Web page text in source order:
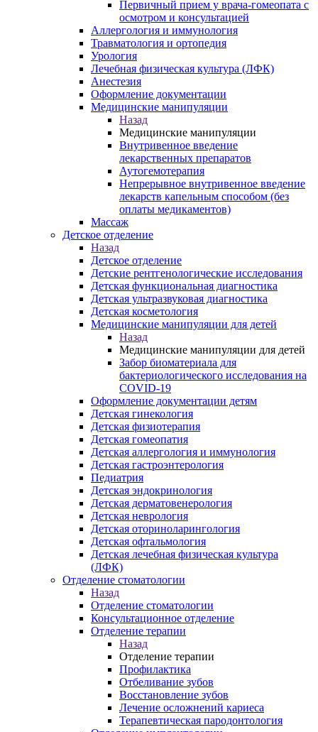
Первичный прием у врача-гомеопата с
осмотром и консультацией
Аллергология и иммунология
Травматология и ортопедия
Урология
Лечебная физическая культура (ЛФК)
Анестезия
Оформление документации
Медицинские манипуляции
Назад
Медицинские манипуляции
Внутривенное введение
лекарственных препаратов
Аутогемотерапия
Непрерывное внутривенное введение
лекарств капельным способом (без
оплаты медикаментов)
Массаж
Детское отделение
Назад
Детское отделение
Детские рентгенологические исследования
Детская функциональная диагностика
Детская ультразвуковая диагностика
Детская косметология
Медицинские манипуляции для детей
Назад
Медицинские манипуляции для детей
Забор биоматериала для
бактериологического исследования на
COVID-19
Оформление документации детям
Детская гинекология
Детская физиотерапия
Детская гомеопатия
Детская аллергология и иммунология
Детская гастроэнтерология
Педиатрия
Детская эндокринология
Детская дерматовенерология
Детская неврология
Детская оториноларингология
Детская офтальмология
Детская лечебная физическая культура
(ЛФК)
Отделение стоматологии
Назад
Отделение стоматологии
Консультационное отделение
Отделение терапии
Назад
Отделение терапии
Профилактика
Отбеливание зубов
Восстановление зубов
Лечение осложнений кариеса
Терапевтическая пародонтология